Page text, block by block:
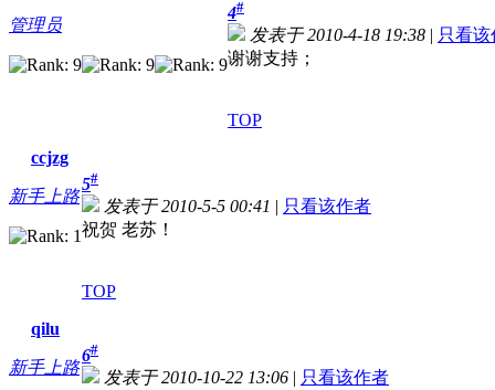
管理员
4#
发表于 2010-4-18 19:38 | 只看该
谢谢支持；
TOP
ccjzg
新手上路
5#
发表于 2010-5-5 00:41 | 只看该作者
祝贺 老苏！
TOP
qilu
新手上路
6#
发表于 2010-10-22 13:06 | 只看该作者